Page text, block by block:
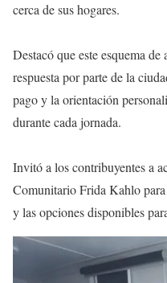
cerca de sus hogares.
Destacó que este esquema
respuesta por parte de la
pago y la orientación
durante cada jornada.
Invitó a los contribuyentes a
Comunitario Frida Kahlo para
y las opciones disponibles